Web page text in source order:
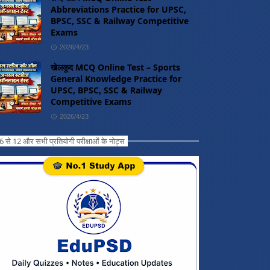
Abbreviations Practice for UPSC,
BPSC, SSC & Railway Competitive
Exams
2026/4/23
खेलकूद MCQ Online Test – Sports
General Knowledge Practice for
UPSC, BPSC, SSC & Railway
Competitive Exams
2026/4/23
6 से 12 और सभी प्रतियोगी परीक्षाओं के नोट्स